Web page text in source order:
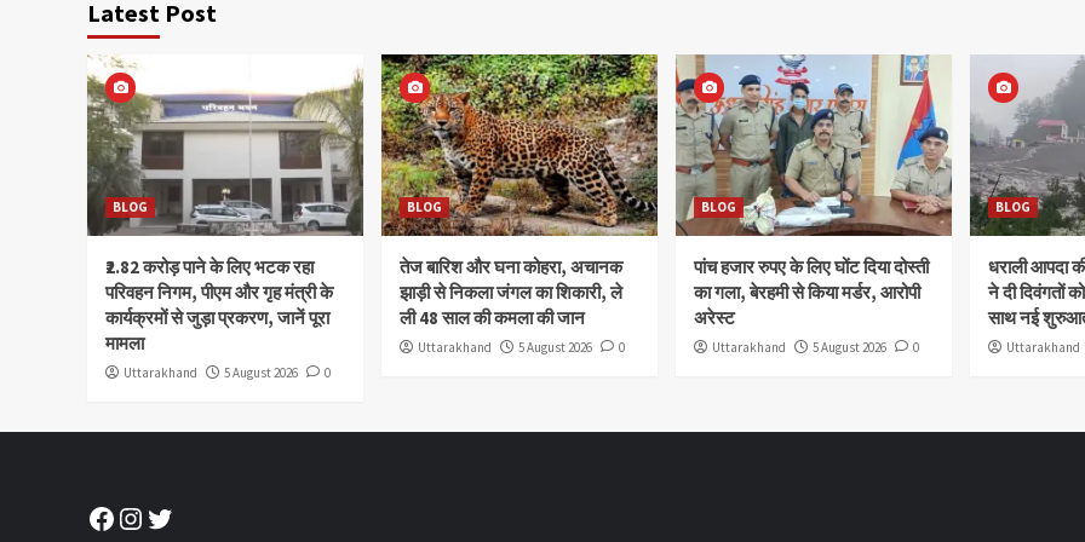
Latest Post
BLOG
₹2.82 करोड़ पाने के लिए भटक रहा
परिवहन निगम, पीएम और गृह मंत्री के
कार्यक्रमों से जुड़ा प्रकरण, जानें पूरा
मामला
Uttarakhand 5 August 2026 0
BLOG
तेज बारिश और घना कोहरा, अचानक
झाड़ी से निकला जंगल का शिकारी, ले
ली 48 साल की कमला की जान
Uttarakhand 5 August 2026 0
BLOG
पांच हजार रुपए के लिए घोंट दिया दोस्ती
का गला, बेरहमी से किया मर्डर, आरोपी
अरेस्ट
Uttarakhand 5 August 2026 0
BLOG
धराली आपदा
ने दी दिवंगतों
साथ नई
Uttarakhand
Facebook
Instagram
Twitter